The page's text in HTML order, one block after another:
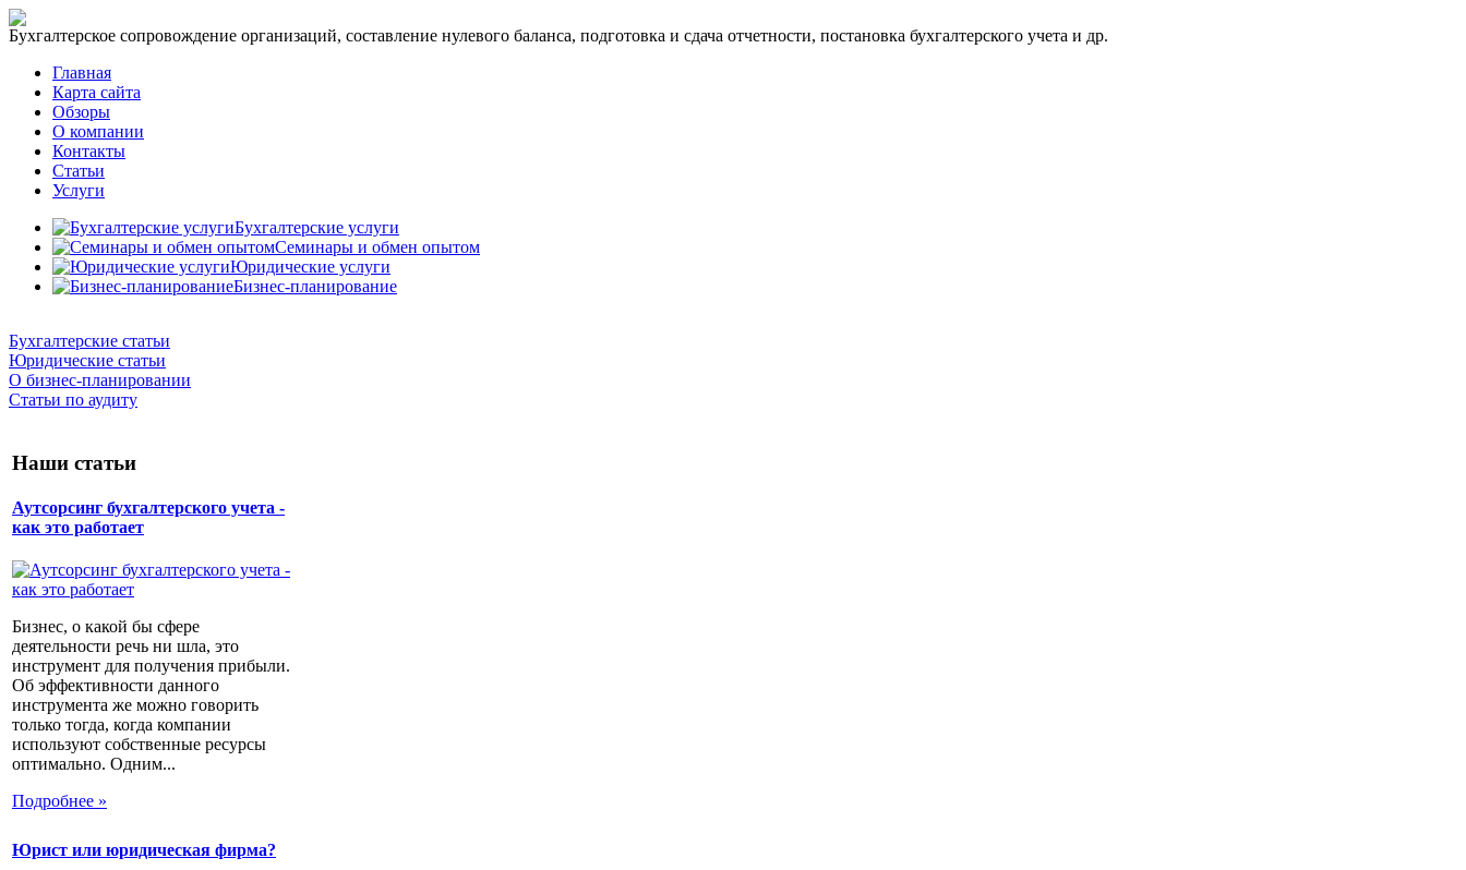
Бухгалтерское сопровождение организаций, составление нулевого баланса, подготовка и сдача отчетности, постановка бухгалтерского учета и др.
Главная
Карта сайта
Обзоры
О компании
Контакты
Статьи
Услуги
Бухгалтерские услуги
Семинары и обмен опытом
Юридические услуги
Бизнес-планирование
Бухгалтерские статьи
Юридические статьи
О бизнес-планировании
Статьи по аудиту
Наши статьи
Аутсорсинг бухгалтерского учета -
как это работает
Бизнес, о какой бы сфере
деятельности речь ни шла, это
инструмент для получения прибыли.
Об эффективности данного
инструмента же можно говорить
только тогда, когда компании
используют собственные ресурсы
оптимально. Одним...
Подробнее »
Юрист или юридическая фирма?